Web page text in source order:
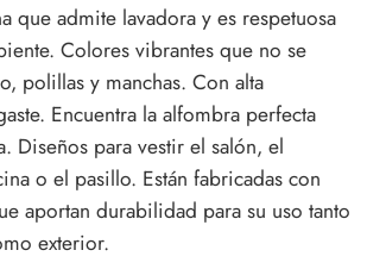
que admite lavadora y es respetuosa
Colores vibrantes que no se
polillas y manchas. Con alta
Encuentra la alfombra perfecta
Diseños para vestir el salón, el
o el pasillo. Están fabricadas con
aportan durabilidad para su uso tanto
exterior.